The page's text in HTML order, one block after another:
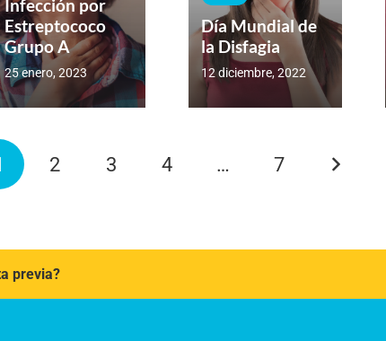
Infección por
Estreptococo
Grupo A
25 enero, 2023
Día Mundial de
la Disfagia
12 diciembre, 2022
2 3 4 … 7
previa?